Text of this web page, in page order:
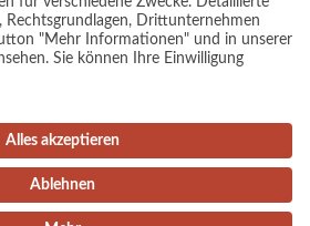
& Umsetzung:cambium digital